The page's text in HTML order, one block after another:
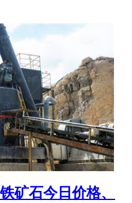
矿石今日价格、